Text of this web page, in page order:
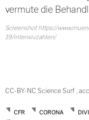
vermute die
Screenshot https://
19/intensivzahlen/
CC-BY-NC Science Surf ,
CFR CORONA DIVI